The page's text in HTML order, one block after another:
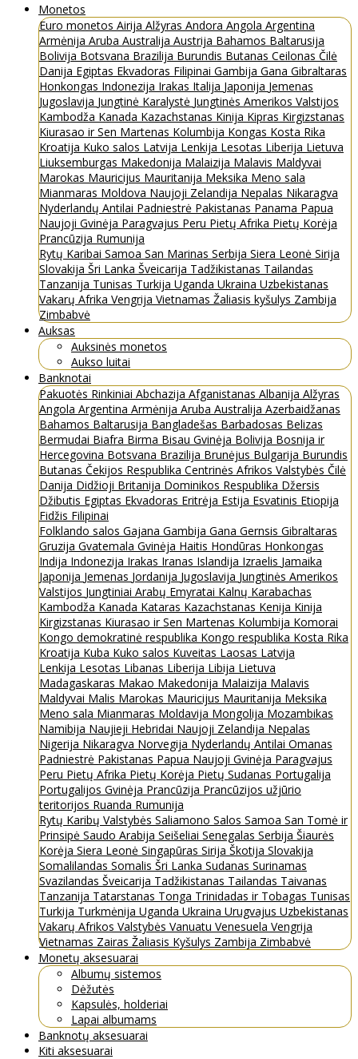
Monetos
Euro monetos Airija Alžyras Andora Angola Argentina
Armėnija Aruba Australija Austrija Bahamos Baltarusija
Bolivija Botsvana Brazilija Burundis Butanas Ceilonas Čilė
Danija Egiptas Ekvadoras Filipinai Gambija Gana Gibraltaras
Honkongas Indonezija Irakas Italija Japonija Jemenas
Jugoslavija Jungtinė Karalystė Jungtinės Amerikos Valstijos
Kambodža Kanada Kazachstanas Kinija Kipras Kirgizstanas
Kiurasao ir Sen Martenas Kolumbija Kongas Kosta Rika
Kroatija Kuko salos Latvija Lenkija Lesotas Liberija Lietuva
Liuksemburgas Makedonija Malaizija Malavis Maldyvai
Marokas Mauricijus Mauritanija Meksika Meno sala
Mianmaras Moldova Naujoji Zelandija Nepalas Nikaragva
Nyderlandų Antilai Padniestrė Pakistanas Panama Papua
Naujoji Gvinėja Paragvajus Peru Pietų Afrika Pietų Korėja
Prancūzija Rumunija
Rytų Karibai Samoa San Marinas Serbija Siera Leonė Sirija
Slovakija Šri Lanka Šveicarija Tadžikistanas Tailandas
Tanzanija Tunisas Turkija Uganda Ukraina Uzbekistanas
Vakarų Afrika Vengrija Vietnamas Žaliasis kyšulys Zambija
Zimbabvė
Auksas
Auksinės monetos
Aukso luitai
Banknotai
Pakuotės Rinkiniai Abchazija Afganistanas Albanija Alžyras
Angola Argentina Armėnija Aruba Australija Azerbaidžanas
Bahamos Baltarusija Bangladešas Barbadosas Belizas
Bermudai Biafra Birma Bisau Gvinėja Bolivija Bosnija ir
Hercegovina Botsvana Brazilija Brunėjus Bulgarija Burundis
Butanas Čekijos Respublika Centrinės Afrikos Valstybės Čilė
Danija Didžioji Britanija Dominikos Respublika Džersis
Džibutis Egiptas Ekvadoras Eritrėja Estija Esvatinis Etiopija
Fidžis Filipinai
Folklando salos Gajana Gambija Gana Gernsis Gibraltaras
Gruzija Gvatemala Gvinėja Haitis Hondūras Honkongas
Indija Indonezija Irakas Iranas Islandija Izraelis Jamaika
Japonija Jemenas Jordanija Jugoslavija Jungtinės Amerikos
Valstijos Jungtiniai Arabų Emyratai Kalnų Karabachas
Kambodža Kanada Kataras Kazachstanas Kenija Kinija
Kirgizstanas Kiurasao ir Sen Martenas Kolumbija Komorai
Kongo demokratinė respublika Kongo respublika Kosta Rika
Kroatija Kuba Kuko salos Kuveitas Laosas Latvija
Lenkija Lesotas Libanas Liberija Libija Lietuva
Madagaskaras Makao Makedonija Malaizija Malavis
Maldyvai Malis Marokas Mauricijus Mauritanija Meksika
Meno sala Mianmaras Moldavija Mongolija Mozambikas
Namibija Naujieji Hebridai Naujoji Zelandija Nepalas
Nigerija Nikaragva Norvegija Nyderlandų Antilai Omanas
Padniestrė Pakistanas Papua Naujoji Gvinėja Paragvajus
Peru Pietų Afrika Pietų Korėja Pietų Sudanas Portugalija
Portugalijos Gvinėja Prancūzija Prancūzijos užjūrio
teritorijos Ruanda Rumunija
Rytų Karibų Valstybės Saliamono Salos Samoa San Tomė ir
Prinsipė Saudo Arabija Seišeliai Senegalas Serbija Šiaurės
Korėja Siera Leonė Singapūras Sirija Škotija Slovakija
Somalilandas Somalis Šri Lanka Sudanas Surinamas
Svazilandas Šveicarija Tadžikistanas Tailandas Taivanas
Tanzanija Tatarstanas Tonga Trinidadas ir Tobagas Tunisas
Turkija Turkmėnija Uganda Ukraina Urugvajus Uzbekistanas
Vakarų Afrikos Valstybės Vanuatu Venesuela Vengrija
Vietnamas Zairas Žaliasis Kyšulys Zambija Zimbabvė
Monetų aksesuarai
Albumų sistemos
Dėžutės
Kapsulės, holderiai
Lapai albumams
Banknotų aksesuarai
Kiti aksesuarai